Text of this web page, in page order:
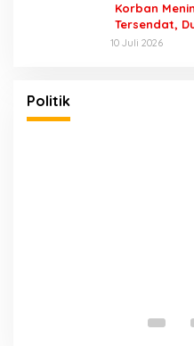
Korban
Tersendat,
Kecelakaan
10 Juli 2026
Politik
Karangasem ke BKN
Di Hukum, Pemerintah, Politik